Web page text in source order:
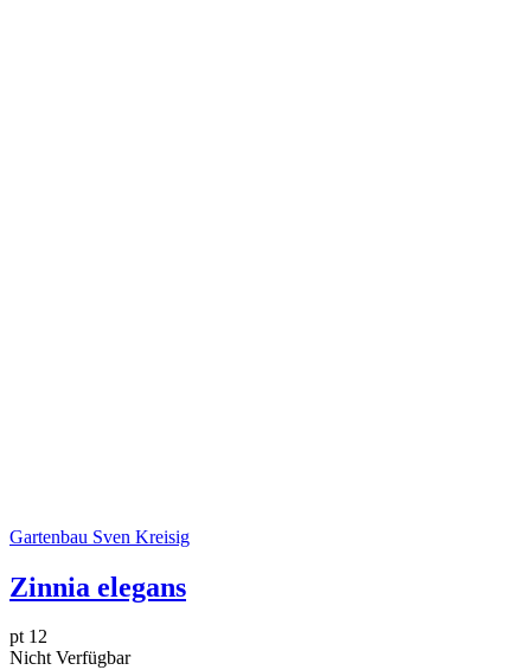
Gartenbau Sven Kreisig
Zinnia elegans
pt 12
Nicht Verfügbar